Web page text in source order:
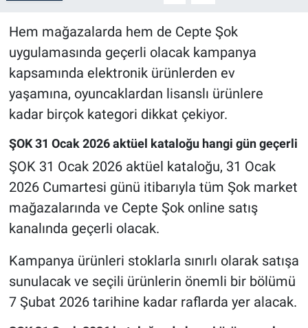
Hem mağazalarda hem de Cepte Şok
uygulamasında geçerli olacak kampanya
kapsamında elektronik ürünlerden ev
yaşamına, oyuncaklardan lisanslı ürünlere
kadar birçok kategori dikkat çekiyor.
ŞOK 31 Ocak 2026 aktüel kataloğu hangi gün geçerli
ŞOK 31 Ocak 2026 aktüel kataloğu, 31 Ocak
2026 Cumartesi günü itibarıyla tüm Şok market
mağazalarında ve Cepte Şok online satış
kanalında geçerli olacak.
Kampanya ürünleri stoklarla sınırlı olarak satışa
sunulacak ve seçili ürünlerin önemli bir bölümü
7 Şubat 2026 tarihine kadar raflarda yer alacak.